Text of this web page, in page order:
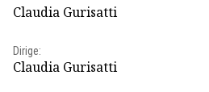
Claudia Gurisatti
Dirige:
Claudia Gurisatti